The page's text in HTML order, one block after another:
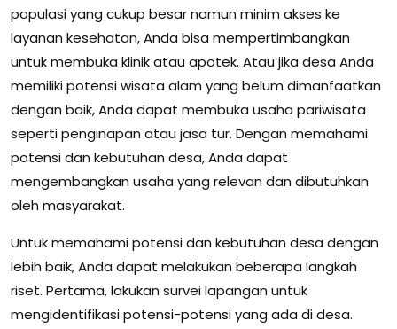
populasi yang cukup besar namun minim akses ke
layanan kesehatan, Anda bisa mempertimbangkan
untuk membuka klinik atau apotek. Atau jika desa Anda
memiliki potensi wisata alam yang belum dimanfaatkan
dengan baik, Anda dapat membuka usaha pariwisata
seperti penginapan atau jasa tur. Dengan memahami
potensi dan kebutuhan desa, Anda dapat
mengembangkan usaha yang relevan dan dibutuhkan
oleh masyarakat.
Untuk memahami potensi dan kebutuhan desa dengan
lebih baik, Anda dapat melakukan beberapa langkah
riset. Pertama, lakukan survei lapangan untuk
mengidentifikasi potensi-potensi yang ada di desa.